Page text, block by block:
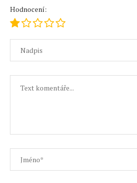
Hodnocení: